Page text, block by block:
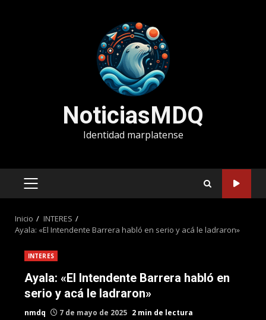
NoticiasMDQ
Identidad marplatense
MENÚ
Inicio
INTERES
Ayala: «El Intendente Barrera habló en serio y acá le ladraron»
INTERES
Ayala: «El Intendente Barrera habló en
serio y acá le ladraron»
nmdq 7 de mayo de 2025 2 min de lectura